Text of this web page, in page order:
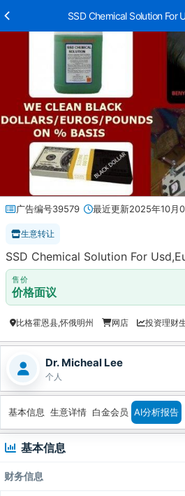
SSD Chemical Solution For
广告编号39579 最近更新2025年10月
生意转让
SSD Chemical Solution For
售价
价格面议
比格霍恩县,怀俄明州 网店 投资理财
Dr. Micheal Lee
个人
基本信息 生意详情 白金会员 AI分析报告
基本信息
财务信息